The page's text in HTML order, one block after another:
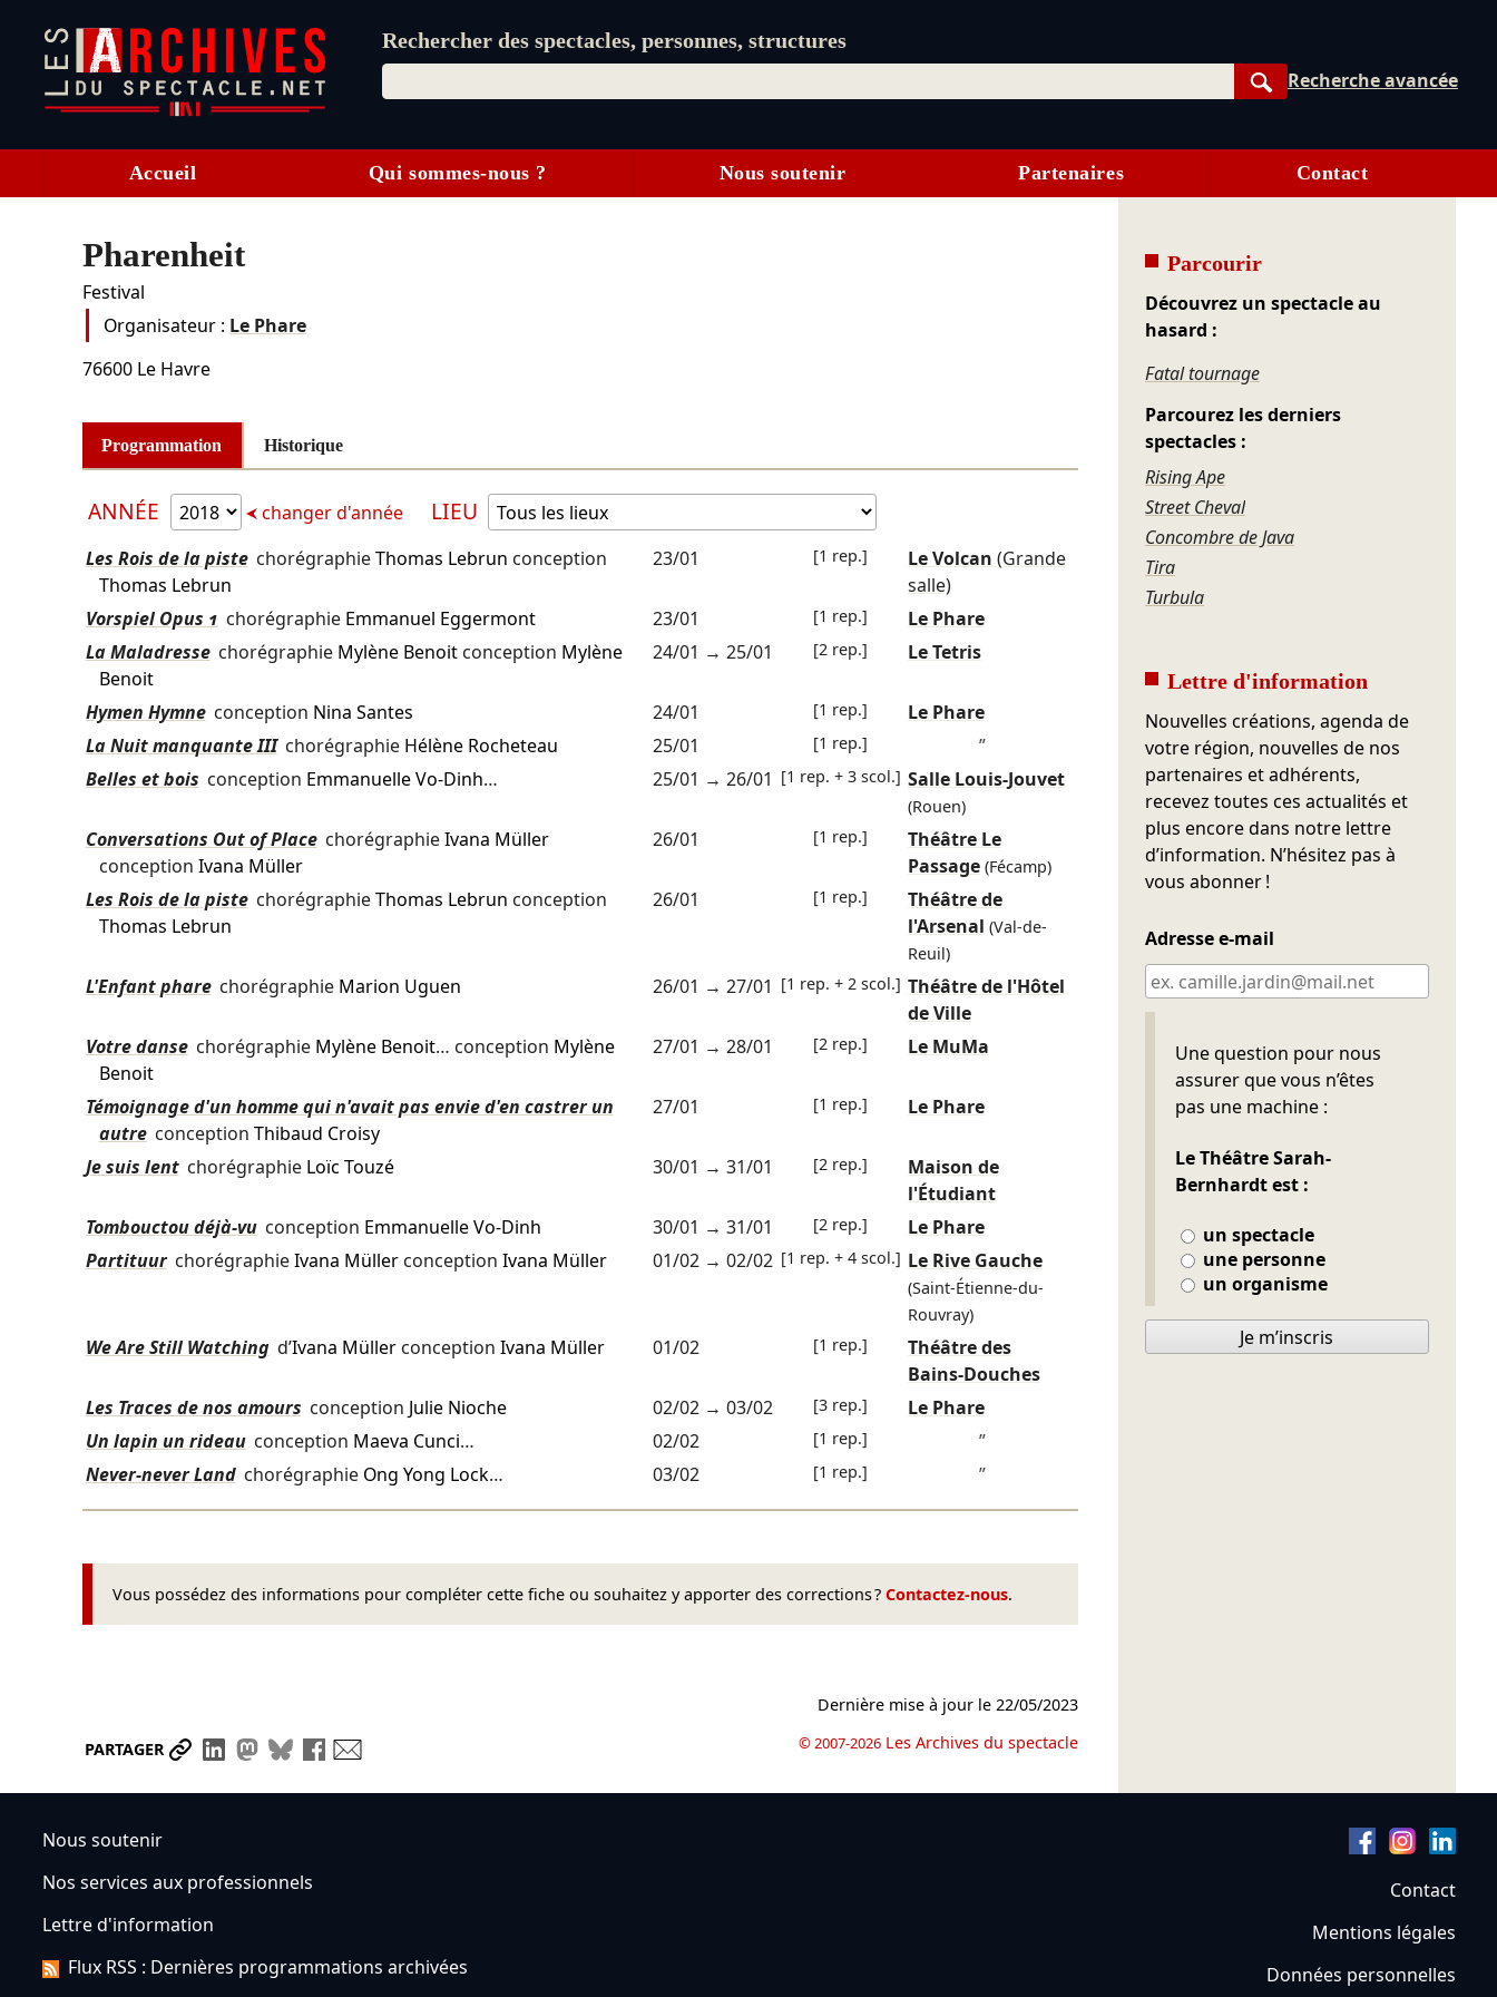
Rechercher des spectacles, personnes, structures
Rechercher
Recherche avancée
Accueil Qui sommes-nous ? Nous soutenir Partenaires Contact
Pharenheit
Festival
Organisateur : Le Phare
76600 Le Havre
Programmation Historique
ANNÉE changer d'année LIEU
Les Rois de la piste chorégraphieThomas Lebrun conception
Thomas Lebrun
23/01 [1 rep.] Le Volcan (Grande
salle)
Vorspiel Opus 1 chorégraphie Emmanuel Eggermont 23/01 [1 rep.]
Le Phare
La Maladresse chorégraphie Mylène Benoitconception Mylène
Benoit
24/01 → 25/01 [2 rep.] Le Tetris
Hymen Hymne conception Nina Santes 24/01 [1 rep.]
Le Phare
La Nuit manquante III chorégraphie Hélène Rocheteau 25/01 [1 rep.]
”
Belles et bois conception Emmanuelle Vo-Dinh… 25/01 → 26/01 [1 rep. + 3 scol.] Salle Louis-Jouvet
(Rouen)
Conversations Out of Place chorégraphieIvana Müller
conception Ivana Müller
26/01 [1 rep.]
Théâtre Le
Passage (Fécamp)
Les Rois de la piste chorégraphieThomas Lebrun conception
Thomas Lebrun
26/01 [1 rep.]
Théâtre de
l'Arsenal (Val-de-
Reuil)
L'Enfant phare chorégraphie Marion Uguen 26/01 → 27/01 [1 rep. + 2 scol.] Théâtre de l'Hôtel
de Ville
Votre danse chorégraphie Mylène Benoit… conception Mylène
Benoit
27/01 → 28/01 [2 rep.] Le MuMa
Témoignage d'un homme qui n'avait pas envie d'en castrer un
autre conception Thibaud Croisy
27/01 [1 rep.] Le Phare
Je suis lent chorégraphie Loïc Touzé 30/01 → 31/01 [2 rep.]
Maison de
l'Étudiant
Tombouctou déjà-vu conception Emmanuelle Vo-Dinh 30/01 → 31/01 [2 rep.]
Le Phare
Partituur chorégraphieIvana Müllerconception Ivana Müller 01/02→ 02/02 [1 rep. + 4 scol.] Le Rive Gauche
(Saint-Étienne-du-
Rouvray)
We Are Still Watching d’Ivana Müllerconception Ivana Müller 01/02 [1 rep.]
Théâtre des
Bains-Douches
Les Traces de nos amours conception Julie Nioche 02/02→ 03/02 [3 rep.]
Le Phare
Un lapin un rideau conception Maeva Cunci… 02/02 [1 rep.]
”
Never-never Land chorégraphie Ong Yong Lock… 03/02 [1 rep.] ”
Vous possédez des informations pour compléter cette fiche ou souhaitez y apporter des corrections ? Contactez-nous.
PARTAGER Partager le lien
Partager sur LinkedIn
Partager sur Mastodon
Partager sur Bluesky
Partager sur Facebook
Dernière mise à jour le22/05/2023
© 2007-2026 Les Archives du spectacle
Parcourir
Découvrez un spectacle au
hasard :
Fatal tournage
Parcourez les derniers
spectacles :
Rising Ape
Street Cheval
Concombre de Java
Tira
Turbula
Lettre d'information
Nouvelles créations, agenda de
votre région, nouvelles de nos
partenaires et adhérents,
recevez toutes ces actualités et
plus encore dans notre lettre
d’information. N’hésitez pas à
vous abonner !
Adresse e-mail
Une question pour nous
assurer que vous n’êtes
pas une machine :
Le Théâtre Sarah-
Bernhardt est :
un spectacle
une personne
un organisme
Ne pas remplir
Je m’inscris
Nous soutenir
Nos services aux professionnels
Lettre d'information
Flux RSS : Dernières programmations archivées
Contact
Mentions légales
Données personnelles